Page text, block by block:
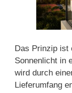
Das Prinzip ist
Sonnenlicht in
wird durch
Lieferumfang